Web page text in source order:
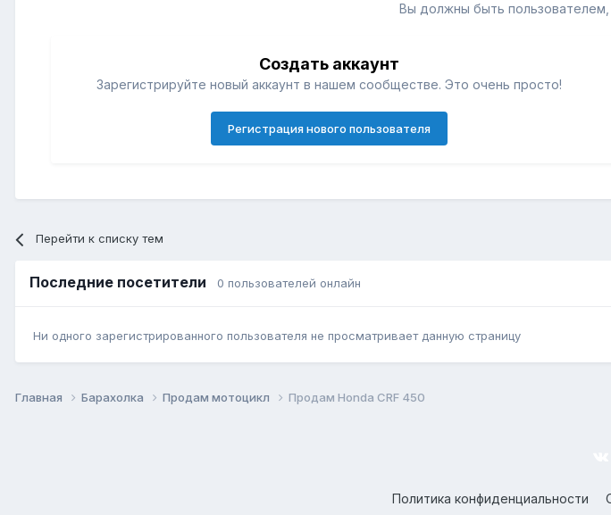
Вы должны быть
Создать аккаунт
Зарегистрируйте новый аккаунт в нашем сообществе. Это очень просто!
Регистрация нового пользователя
Перейти к списку тем
Последние посетители 0 пользователей онлайн
Ни одного зарегистрированного пользователя не просматривает данную страницу
Главная Барахолка Продам мотоцикл Продам Honda CRF 450
Политика конфиденциальности